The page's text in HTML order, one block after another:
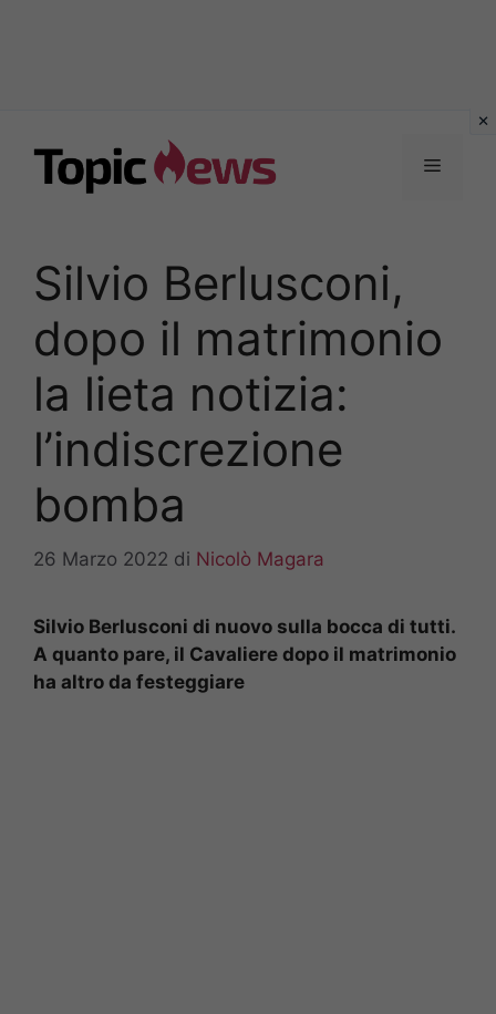
contenuto
Menu
Silvio Berlusconi,
dopo il matrimonio
la lieta notizia:
l’indiscrezione
bomba
26 Marzo 2022 di Nicolò Magara
Silvio Berlusconi di nuovo sulla bocca di tutti.
A quanto pare, il Cavaliere dopo il matrimonio
ha altro da festeggiare